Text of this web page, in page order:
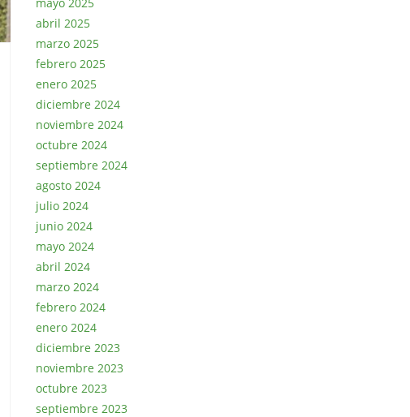
abril 2025
marzo 2025
febrero 2025
enero 2025
diciembre 2024
noviembre 2024
octubre 2024
septiembre 2024
agosto 2024
julio 2024
junio 2024
mayo 2024
abril 2024
marzo 2024
febrero 2024
enero 2024
diciembre 2023
noviembre 2023
octubre 2023
septiembre 2023